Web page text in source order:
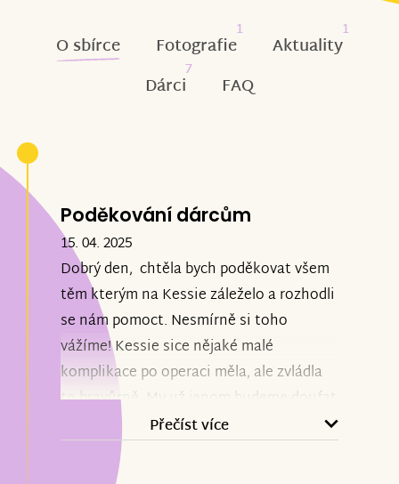
O sbírce Fotografie
1
Aktuality
1
Dárci
7
FAQ
Poděkování dárcům
15. 04. 2025
Dobrý den, chtěla bych poděkovat všem
těm kterým na Kessie záleželo a rozhodli
se nám pomoct. Nesmírně si toho
vážíme! Kessie sice nějaké malé
komplikace po operaci měla, ale zvládla
to bravůrně. My už jenom budeme doufat
že to byla její poslední operace. Ještě
jednou DĚKUJI.
Přečíst více